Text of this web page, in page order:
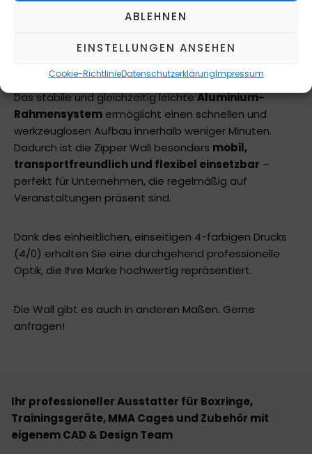
ABLEHNEN
EINSTELLUNGEN ANSEHEN
Cookie-RichtlinieDatenschutzerklärungImpressum
System (Zipper) straff über den Rahmen gespannt
und garantiert so eine glatte, faltenfreie
Das stabile und gleichzeitig leichteAluminium-
Rahmensystem ermöglicht einen schnellen und
werkzeuglosen Aufbau innerhalb weniger Minuten.
Dadurch ist die Zipper Wall besonders mobil,
transportfreundlich und flexibel einsetzbar –
perfekt für Unternehmen, die regelmäßig auf
Veranstaltungen präsent sind.
Dank des einheitlichen, einseitigen 4-farbigen Drucks
(4/0) erhalten Sie eine durchgehend professionelle
Optik, die Ihre Marke hochwertig repräsentiert.
Die Wall gibt es auch in anderen Maßen. Gerne
anfragen!
Ihr professioneller Ausstatter für Boxringe,
Trainingsgeräte, MMA Cages und Zubehör mit
eigenem CAD & Design Team